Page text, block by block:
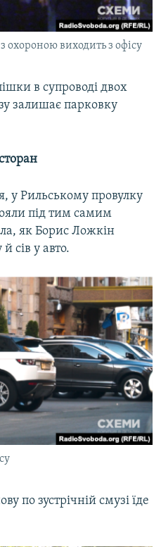
охороною виходить з офісу
в супроводі двох
залишає парковку
у Рильському провулку
під тим самим
як Борис Ложкін
сів у авто.
по зустрічній смузі їде